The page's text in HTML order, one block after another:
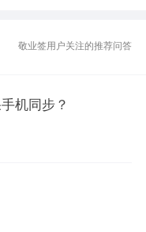
敬业签用户关注的推荐问答
机同步？